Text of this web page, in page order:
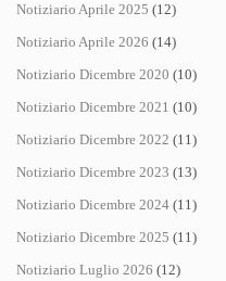
Notiziario Aprile 2025 (12)
Notiziario Aprile 2026 (14)
Notiziario Dicembre 2020 (10)
Notiziario Dicembre 2021 (10)
Notiziario Dicembre 2022 (11)
Notiziario Dicembre 2023 (13)
Notiziario Dicembre 2024 (11)
Notiziario Dicembre 2025 (11)
Notiziario Luglio 2026 (12)